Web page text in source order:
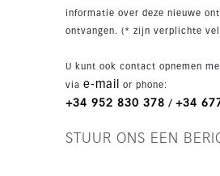
met kookeiland. De master
toegang tot een privéterras en
een opvallende luxe villa op een
informatie over deze nieuwe
ontvangen. (* zijn verplichte
U kunt ook contact opnemen
via e-mail or phone:
+34 952 830 378 / +34
STUUR ONS EEN